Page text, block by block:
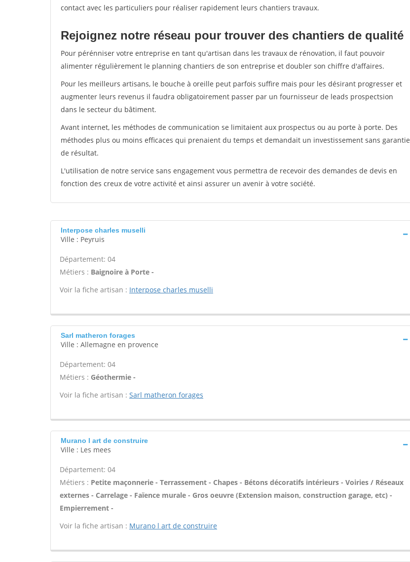
contact avec les particuliers pour réaliser rapidement leurs chantiers travaux.
Rejoignez notre réseau pour trouver des chantiers de qualité
Pour pérénniser votre entreprise en tant qu'artisan dans les travaux de rénovation, il faut pouvoir
alimenter régulièrement le planning chantiers de son entreprise et doubler son chiffre d'affaires.
Pour les meilleurs artisans, le bouche à oreille peut parfois suffire mais pour les désirant progresser et
augmenter leurs revenus il faudra obligatoirement passer par un fournisseur de leads prospectsion
dans le secteur du bâtiment.
Avant internet, les méthodes de communication se limitaient aux prospectus ou au porte à porte. Des
méthodes plus ou moins efficaces qui prenaient du temps et demandait un investissement sans garantie
de résultat.
L'utilisation de notre service sans engagement vous permettra de recevoir des demandes de devis en
fonction des creux de votre activité et ainsi assurer un avenir à votre société.
Interpose charles muselli
Ville : Peyruis
Département: 04
Métiers : Baignoire à Porte -
Voir la fiche artisan : Interpose charles muselli
Sarl matheron forages
Ville : Allemagne en provence
Département: 04
Métiers : Géothermie -
Voir la fiche artisan : Sarl matheron forages
Murano l art de construire
Ville : Les mees
Département: 04
Métiers : Petite maçonnerie - Terrassement - Chapes - Bétons décoratifs intérieurs - Voiries / Réseaux
externes - Carrelage - Faïence murale - Gros oeuvre (Extension maison, construction garage, etc) -
Empierrement -
Voir la fiche artisan : Murano l art de construire